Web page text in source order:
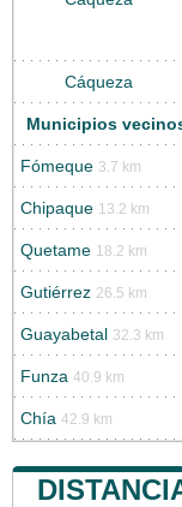
Cáqueza
Municipios
Fómeque 3.7 km
Chipaque 13.2 km
Quetame 18.2 km
Gutiérrez 26.5 km
Guayabetal 32.3 km
Funza 40.9 km
Chía 42.9 km